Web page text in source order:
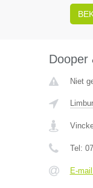
Dooper
Niet
Tel:
E-